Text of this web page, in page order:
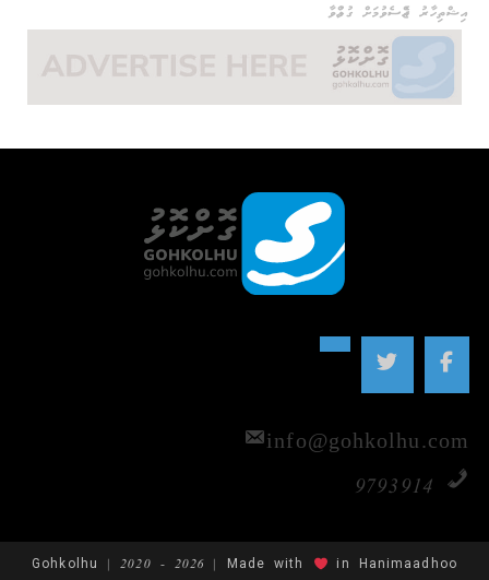
އިޝްތިހާރު ޖެއްސެވުމަށް ގުޅުއްވާ
info@gohkolhu.com
Gohkolhu | 2020 - 2026 | Made with in Hanimaadhoo